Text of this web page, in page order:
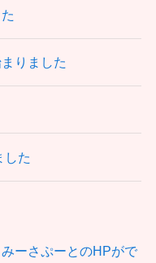
りました
した
ーさぷーとのHPがで